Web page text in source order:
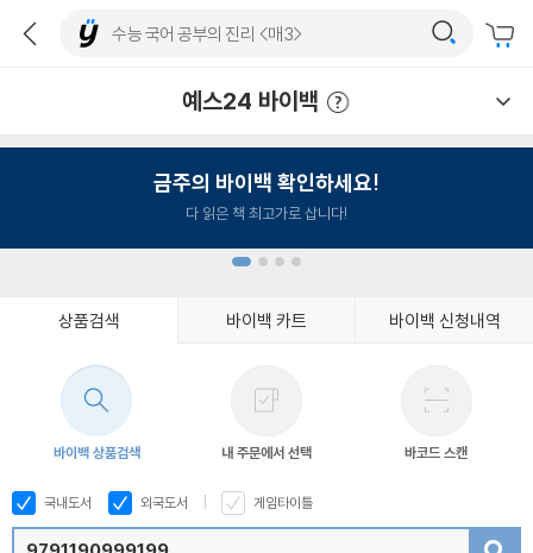
예스24 바이백
금주의 바이백 확인하세요!
다 읽은 책 최고가로 삽니다!
상품검색 바이백 카트 바이백 신청내역
바이백 상품검색 내 주문에서 선택 바코드 스캔
국내도서 외국도서 게임타이틀